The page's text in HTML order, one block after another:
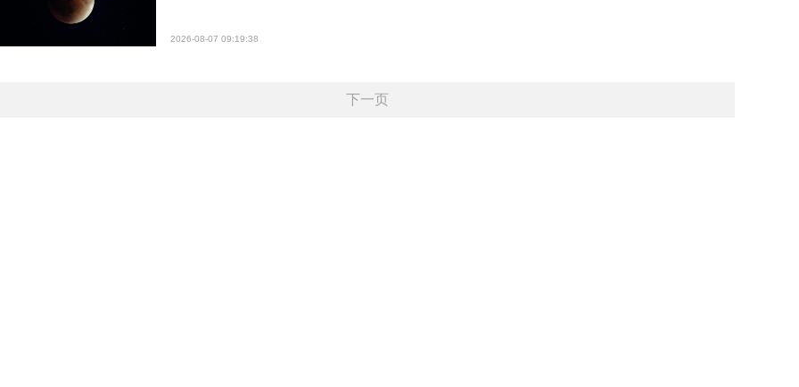
2026-08-07 09:19:38
下一页